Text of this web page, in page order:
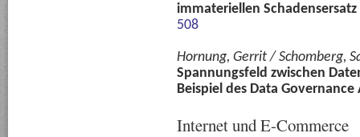
immateriellen Schadensersatz
508
Hornung, Gerrit / Schomberg,
Spannungsfeld zwischen
Beispiel des Data Governance
Internet und E-Commerce